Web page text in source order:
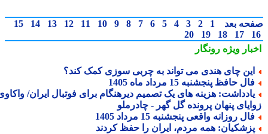
بعد 1
2
3
4
5
6
7
8
9
10
11
12
13
14
15
17
18
19
20
ویژهرونگار
چای هندی می تواند به چربی سوزی کمک کند؟
حافظ پنجشنبه 15 مرداد ماه 1405
هزینه های یک تصمیم دیرهنگام برای فوتبال ایران/ واکاوی
پنهان پرونده گل گهر - چادرملو
روزانه واقعی پنجشنبه 15 مرداد 1405
همه مردم، ایران را حفظ کردند